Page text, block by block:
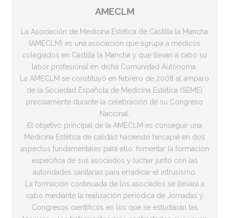
AMECLM
La Asociación de Medicina Estética de Castilla la Mancha
(AMECLM) es una asociación que agrupa a médicos
colegiados en Castilla la Mancha y que llevan a cabo su
labor profesional en dicha Comunidad Autónoma.
La AMECLM se constituyó en febrero de 2008 al amparo
de la Sociedad Española de Medicina Estética (SEME)
precisamente durante la celebración de su Congreso
Nacional.
El objetivo principal de la AMECLM es conseguir una
Medicina Estética de calidad haciendo hincapié en dos
aspectos fundamentales para ello: fomentar la formación
específica de sus asociados y luchar junto con las
autoridades sanitarias para erradicar el intrusismo.
La formación continuada de los asociados se llevará a
cabo mediante la realización periódica de Jornadas y
Congresos científicos en los que se estudiarán las